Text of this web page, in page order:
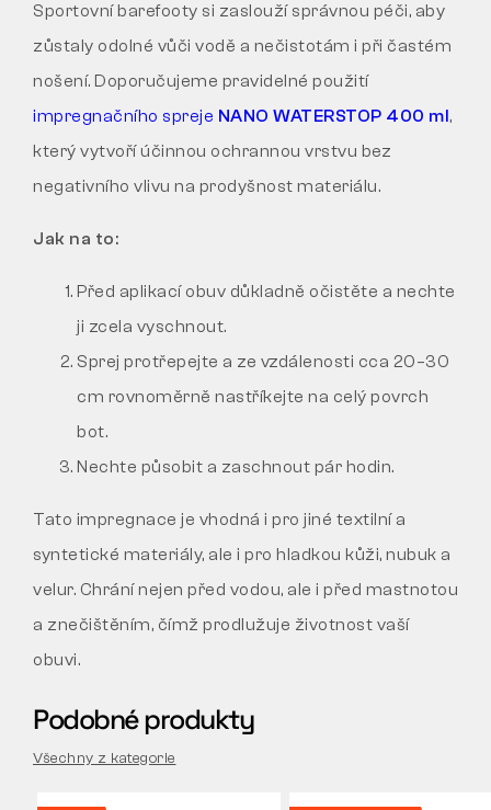
Sportovní barefooty si zaslouží správnou péči, aby
zůstaly odolné vůči vodě a nečistotám i při častém
nošení. Doporučujeme pravidelné použití
impregnačního spreje NANO WATERSTOP 400 ml,
který vytvoří účinnou ochrannou vrstvu bez
negativního vlivu na prodyšnost materiálu.
Jak na to:
Před aplikací obuv důkladně očistěte a nechte
ji zcela vyschnout.
Sprej protřepejte a ze vzdálenosti cca 20–30
cm rovnoměrně nastříkejte na celý povrch
bot.
Nechte působit a zaschnout pár hodin.
Tato impregnace je vhodná i pro jiné textilní a
syntetické materiály, ale i pro hladkou kůži, nubuk a
velur. Chrání nejen před vodou, ale i před mastnotou
a znečištěním, čímž prodlužuje životnost vaší
obuvi.
Podobné produkty
Všechny z kategorie